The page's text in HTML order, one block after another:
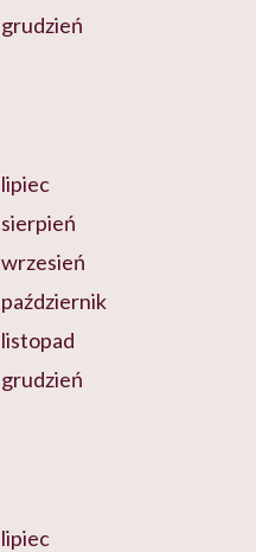
grudzień
lipiec
sierpień
wrzesień
październik
listopad
grudzień
lipiec